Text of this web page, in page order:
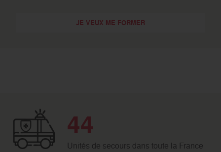
JE VEUX ME FORMER
44
Unités de secours dans toute la France